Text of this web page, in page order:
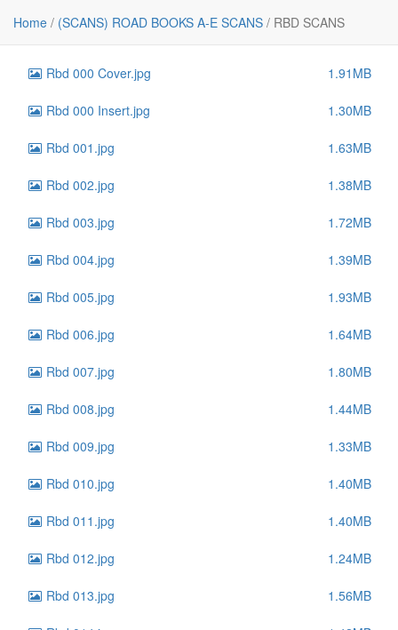
Home / (SCANS) ROAD BOOKS A-E SCANS / RBD SCANS
Rbd 000 Cover.jpg 1.91MB
Rbd 000 Insert.jpg 1.30MB
Rbd 001.jpg 1.63MB
Rbd 002.jpg 1.38MB
Rbd 003.jpg 1.72MB
Rbd 004.jpg 1.39MB
Rbd 005.jpg 1.93MB
Rbd 006.jpg 1.64MB
Rbd 007.jpg 1.80MB
Rbd 008.jpg 1.44MB
Rbd 009.jpg 1.33MB
Rbd 010.jpg 1.40MB
Rbd 011.jpg 1.40MB
Rbd 012.jpg 1.24MB
Rbd 013.jpg 1.56MB